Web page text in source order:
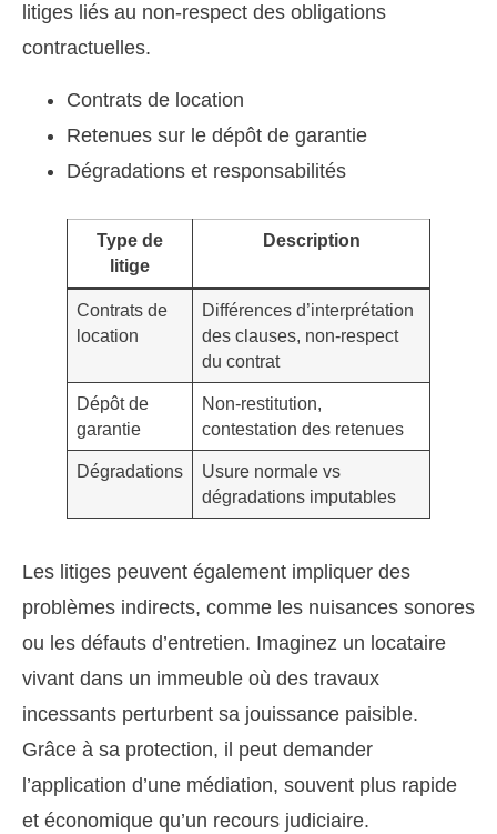
litiges liés au non-respect des obligations
contractuelles.
Contrats de location
Retenues sur le dépôt de garantie
Dégradations et responsabilités
Type de
litige
Description
Contrats de
location
Différences d’interprétation
des clauses, non-respect
du contrat
Dépôt de
garantie
Non-restitution,
contestation des retenues
Dégradations
Usure normale vs
dégradations imputables
Les litiges peuvent également impliquer des
problèmes indirects, comme les nuisances sonores
ou les défauts d’entretien. Imaginez un locataire
vivant dans un immeuble où des travaux
incessants perturbent sa jouissance paisible.
Grâce à sa protection, il peut demander
l’application d’une médiation, souvent plus rapide
et économique qu’un recours judiciaire.